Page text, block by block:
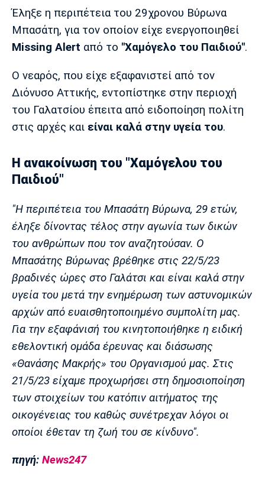
Πολιτισμός
Τραγούδια
Running
Πρόγραμμα TV
Ιωνικός Κηφισιά Πανσερραϊκός
Μπαρτσελόνα
Ρεάλ
Ατλέτικο
Γιουνάιτεντ
Λίβερπουλ
Μάντσεστερ
Σίτι
Ντόρτμουντ
Ζερμέν
Έληξε η περιπέτεια του 29χρονου Βύρωνα
Μπασάτη, για τον οποίον είχε ενεργοποιηθεί
Missing Alert από το "Χαμόγελο του Παιδιού".
Ο νεαρός, που είχε εξαφανιστεί από τον
Διόνυσο Αττικής, εντοπίστηκε στην περιοχή
του Γαλατσίου έπειτα από ειδοποίηση πολίτη
στις αρχές και είναι καλά στην υγεία του.
Η ανακοίνωση του "Χαμόγελου του
Παιδιού"
"Η περιπέτεια του Μπασάτη Βύρωνα, 29 ετών,
έληξε δίνοντας τέλος στην αγωνία των δικών
του ανθρώπων που τον αναζητούσαν. Ο
Μπασάτης Βύρωνας βρέθηκε στις 22/5/23
βραδινές ώρες στο Γαλάτσι και είναι καλά στην
υγεία του μετά την ενημέρωση των αστυνομικών
αρχών από ευαισθητοποιημένο συμπολίτη μας.
Για την εξαφάνισή του κινητοποιήθηκε η ειδική
εθελοντική ομάδα έρευνας και διάσωσης
«Θανάσης Μακρής» του Οργανισμού μας. Στις
21/5/23 είχαμε προχωρήσει στη δημοσιοποίηση
των στοιχείων του κατόπιν αιτήματος της
οικογένειας του καθώς συνέτρεχαν λόγοι οι
οποίοι έθεταν τη ζωή του σε κίνδυνο".
πηγή: News247